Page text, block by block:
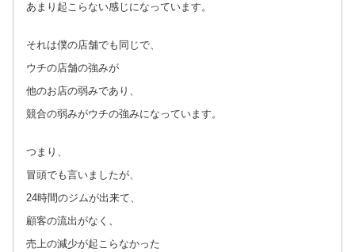
あまり起こらない感じになっています。
それは僕の店舗でも同じで、
ウチの店舗の強みが
他のお店の弱みであり、
競合の弱みがウチの強みになっています。
つまり、
冒頭でも言いましたが、
24時間のジムが出来て、
顧客の流出がなく、
売上の減少が起こらなかった